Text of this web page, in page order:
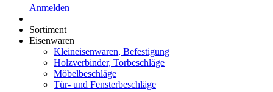
Anmelden
Sortiment
Eisenwaren
Kleineisenwaren, Befestigung
Holzverbinder, Torbeschläge
Möbelbeschläge
Tür- und Fensterbeschläge